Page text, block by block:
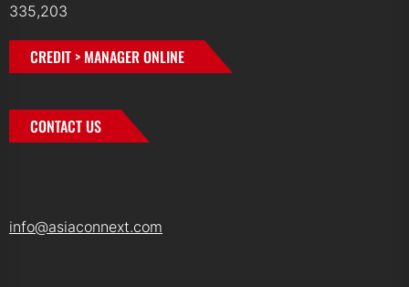
335,203
CREDIT > MANAGER ONLINE
CONTACT US
info@asiaconnext.com